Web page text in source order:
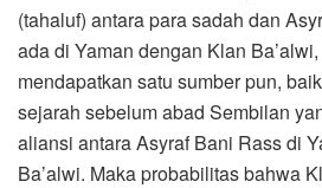
(tahaluf) antara para sadah dan
ada di Yaman dengan Klan
mendapatkan satu sumber pun,
sejarah sebelum abad Sembilan
aliansi antara Asyraf Bani Rass di
Ba’alwi. Maka probabilitas bahwa